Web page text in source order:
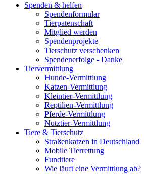
Spenden & helfen
Spendenformular
Tierpatenschaft
Mitglied werden
Spendenprojekte
Tierschutz verschenken
Spendenerfolge - Danke
Tiervermittlung
Hunde-Vermittlung
Katzen-Vermittlung
Kleintier-Vermittlung
Reptilien-Vermittlung
Pferde-Vermittlung
Nutztier-Vermittlung
Tiere & Tierschutz
Straßenkatzen in Deutschland
Mobile Tierrettung
Fundtiere
Wie läuft eine Vermittlung ab?